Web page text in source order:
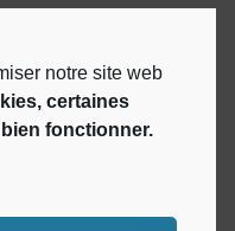
notre site web
certaines
fonctionner.